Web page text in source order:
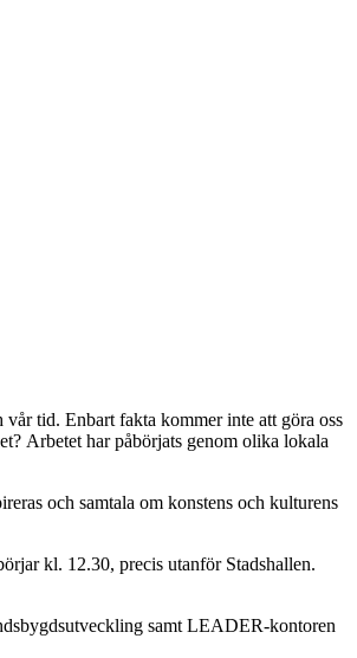
tid. Enbart fakta kommer inte att göra oss
Arbetet har påbörjats genom olika lokala
och samtala om konstens och kulturens
kl. 12.30, precis utanför Stadshallen.
samt LEADER-kontoren